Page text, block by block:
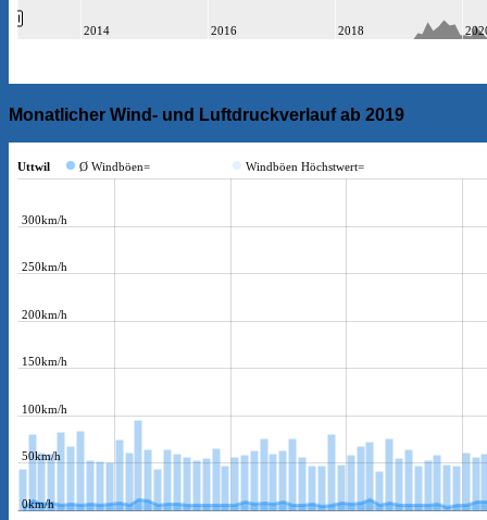
Monatlicher Wind- und Luftdruckverlauf ab 2019